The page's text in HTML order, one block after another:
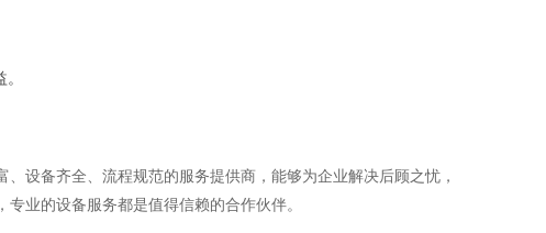
设备齐全、流程规范的服务提供商，能够为企业解决后顾之忧，
业的设备服务都是值得信赖的合作伙伴。